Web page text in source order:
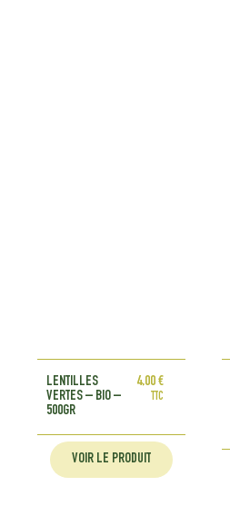
LENTILLES
VERTES – BIO –
500GR
4,00€
TTC
VOIR LE PRODUIT